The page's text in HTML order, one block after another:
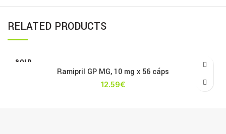
RELATED PRODUCTS
SOLD
Ramipril GP MG, 10 mg x 56 cáps
12.59€